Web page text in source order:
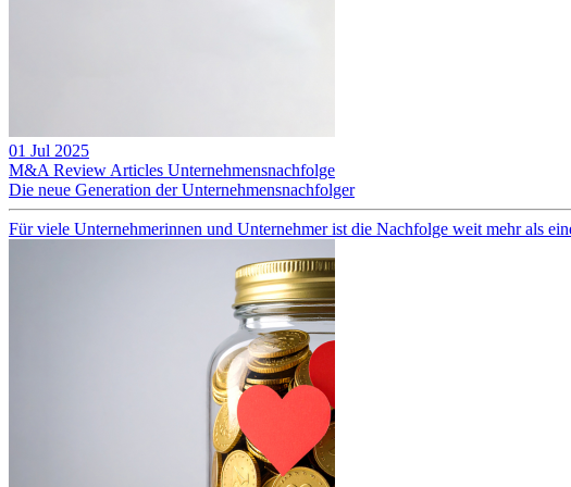
01 Jul 2025
M&A Review Articles Unternehmensnachfolge
Die neue Generation der Unternehmensnachfolger
Für viele Unternehmerinnen und Unternehmer ist die Nachfolge weit mehr als